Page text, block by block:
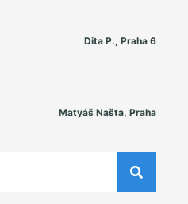
Dita P., Praha 6
Matyáš Našta, Praha